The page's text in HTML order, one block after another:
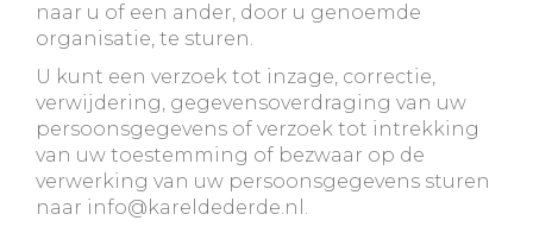
naar u of een ander, door u genoemde
organisatie, te sturen.
U kunt een verzoek tot inzage, correctie,
verwijdering, gegevensoverdraging van uw
persoonsgegevens of verzoek tot intrekking
van uw toestemming of bezwaar op de
verwerking van uw persoonsgegevens sturen
naar info@kareldederde.nl.